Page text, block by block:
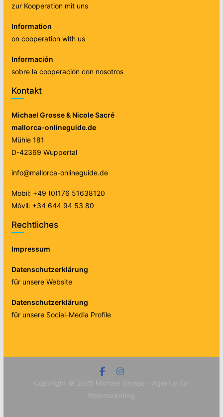
zur Kooperation mit uns
Information
on cooperation with us
Información
sobre la cooperación con nosotros
Kontakt
Michael Grosse & Nicole Sacré
mallorca-onlineguide.de
Mühle 181
D-42369 Wuppertal
info@mallorca-onlineguide.de
Mobil: +49 (0)176 51638120
Móvil: +34 644 94 53 80
Rechtliches
Impressum
Datenschutzerklärung
für unsere Website
Datenschutzerklärung
für unsere Social-Media Profile
Copyright © 2026 Michael Grosse - Agentur für
Webmarketing